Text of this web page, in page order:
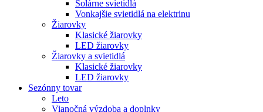
Solárne svietidlá
Vonkajšie svietidlá na elektrinu
Žiarovky
Klasické žiarovky
LED žiarovky
Žiarovky a svietidlá
Klasické žiarovky
LED žiarovky
Sezónny tovar
Leto
Vianočná výzdoba a doplnky